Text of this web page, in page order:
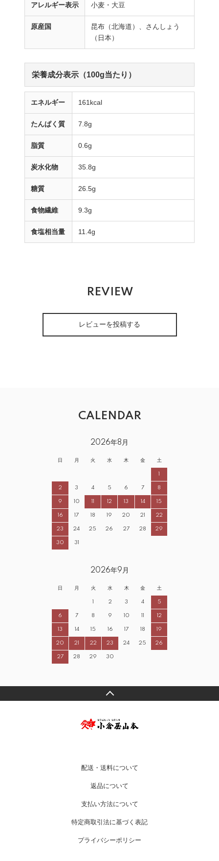
アレルギー表示 小麦・大豆
原産国
昆布（北海道）、さんしょう
（日本）
栄養成分表示（100g当たり）
エネルギー 161kcal
たんぱく質 7.8g
脂質 0.6g
炭水化物 35.8g
糖質 26.5g
食物繊維 9.3g
食塩相当量 11.4g
REVIEW
レビューを投稿する
CALENDAR
2026年8月
日 月 火 水 木 金 土
1
2 3 4 5 6 7 8
9 10 11 12 13 14 15
16 17 18 19 20 21 22
23 24 25 26 27 28 29
30 31
2026年9月
日 月 火 水 木 金 土
1 2 3 4 5
6 7 8 9 10 11 12
13 14 15 16 17 18 19
20 21 22 23 24 25 26
27 28 29 30
配送・送料について
返品について
支払い方法について
特定商取引法に基づく表記
プライバシーポリシー